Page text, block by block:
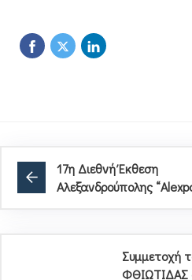
17η Διεθνή Έκθεση
Αλεξανδρούπολης
Συμμετοχή
ΦΘΙΩΤΙΔΑΣ